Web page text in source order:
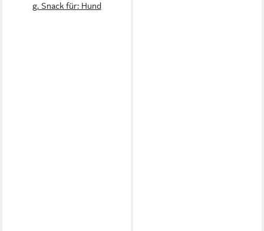
g, Snack für: Hund